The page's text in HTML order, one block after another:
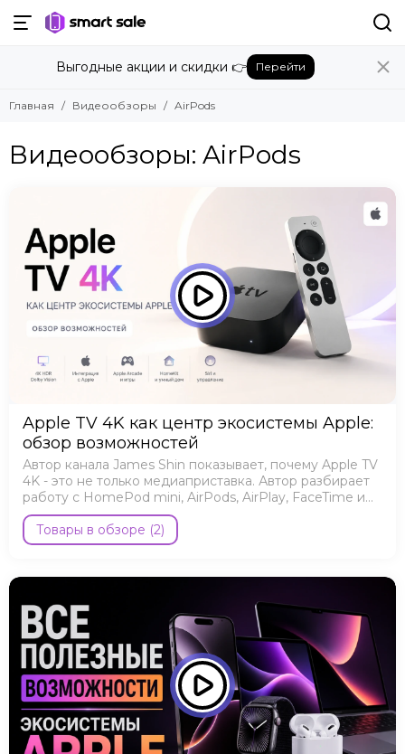
Выгодные акции и скидки 👉 Перейти
Главная Видеообзоры AirPods
Видеообзоры: AirPods
Apple TV 4K как центр экосистемы Apple:
обзор возможностей
Автор канала James Shin показывает, почему Apple TV
4K - это не только медиаприставка. Автор разбирает
работу с HomePod mini, AirPods, AirPlay, FaceTime и
Apple Arcade.
Товары в обзоре (2)